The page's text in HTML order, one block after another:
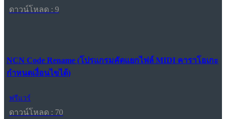
ดาวน์โหลด : 9
NCN Code Rename (โปรแกรมคัดแยกไฟล์ MIDI คาราโอเกะ
กำหนดเงื่อนไขได้)
ฟรีแวร์
ดาวน์โหลด : 70